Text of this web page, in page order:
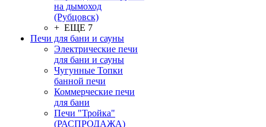
на дымоход
(Рубцовск)
+ ЕЩЕ 7
Печи для бани и сауны
Электрические печи
для бани и сауны
Чугунные Топки
банной печи
Коммерческие печи
для бани
Печи "Тройка"
(РАСПРОДАЖА)